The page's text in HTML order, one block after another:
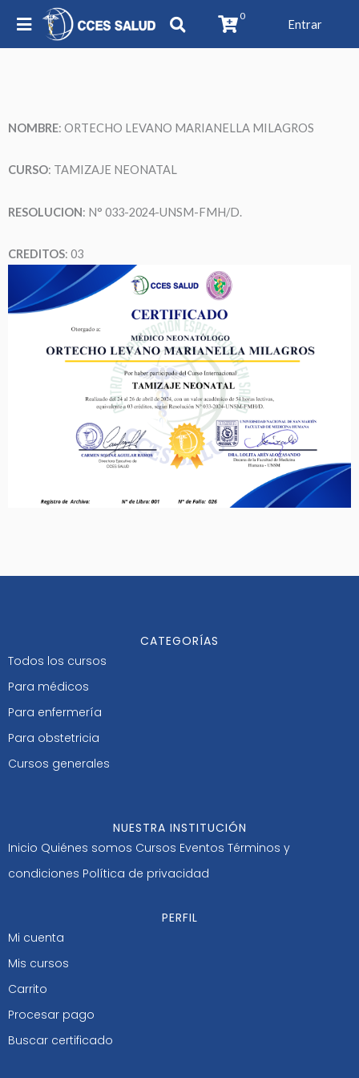
0
Entrar
NOMBRE: ORTECHO LEVANO MARIANELLA MILAGROS
CURSO: TAMIZAJE NEONATAL
RESOLUCION: N° 033-2024-UNSM-FMH/D.
CREDITOS: 03
CATEGORÍAS
Todos los cursos
Para médicos
Para enfermería
Para obstetricia
Cursos generales
NUESTRA INSTITUCIÓN
Inicio Quiénes somos Cursos Eventos Términos y
condiciones Política de privacidad
PERFIL
Mi cuenta
Mis cursos
Carrito
Procesar pago
Buscar certificado